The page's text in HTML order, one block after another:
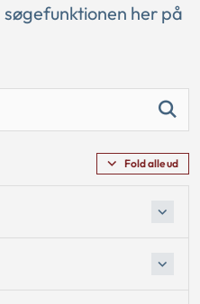
her på
Fold alle ud